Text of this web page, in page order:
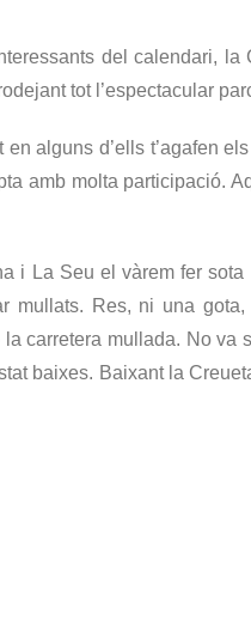
del calendari, la
tot l’espectacular
alguns d’ells t’agafen
amb molta participació.
i La Seu el vàrem fer
mullats. Res, ni una
carretera mullada. No va
baixes. Baixant la